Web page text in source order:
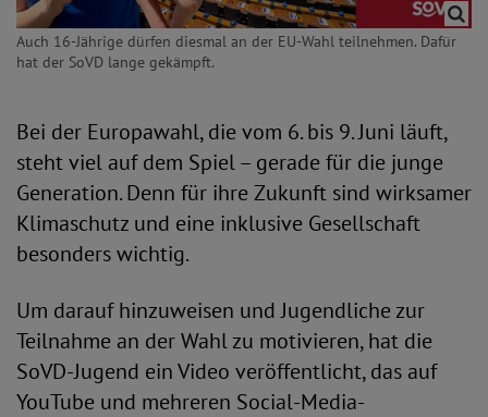
Auch 16-Jährige dürfen diesmal an der EU-Wahl teilnehmen. Dafür
hat der SoVD lange gekämpft.
Bei der Europawahl, die vom 6. bis 9. Juni läuft,
steht viel auf dem Spiel – gerade für die junge
Generation. Denn für ihre Zukunft sind wirksamer
Klimaschutz und eine inklusive Gesellschaft
besonders wichtig.
Um darauf hinzuweisen und Jugendliche zur
Teilnahme an der Wahl zu motivieren, hat die
SoVD-Jugend ein Video veröffentlicht, das auf
YouTube und mehreren Social-Media-